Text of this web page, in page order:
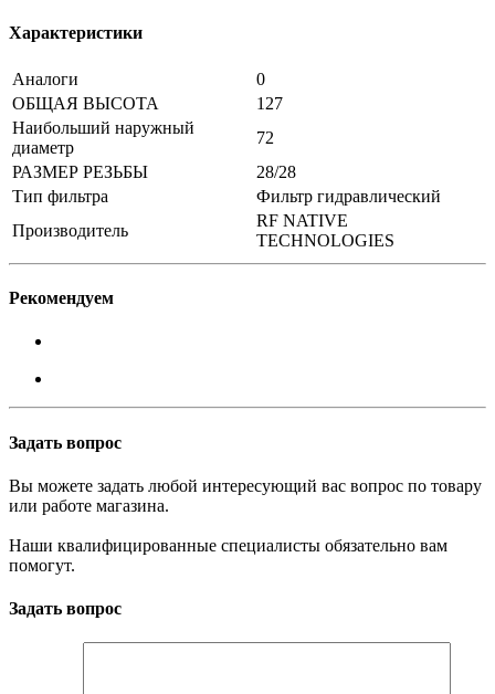
Характеристики
Аналоги
0
ОБЩАЯ ВЫСОТА
127
Наибольший наружный
диаметр
72
РАЗМЕР РЕЗЬБЫ
28/28
Тип фильтра
Фильтр гидравлический
Производитель
RF NATIVE
TECHNOLOGIES
Рекомендуем
Задать вопрос
Вы можете задать любой интересующий вас вопрос по товару
или работе магазина.
Наши квалифицированные специалисты обязательно вам
помогут.
Задать вопрос